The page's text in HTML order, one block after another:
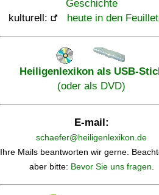
Geschichte
kulturell:
heute in den
Heiligenlexikon als USB-
(oder als DVD)
E-mail:
schaefer@heiligenlexikon.de
Ihre Mails beantworten wir gerne.
aber bitte: Bevor Sie uns fragen.